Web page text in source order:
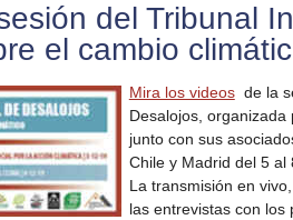
del Tribunal
el cambio
Mira los videosde la
Desalojos,
junto con sus
Chile y Madrid del 5
La transmisión en
las entrevistas con los